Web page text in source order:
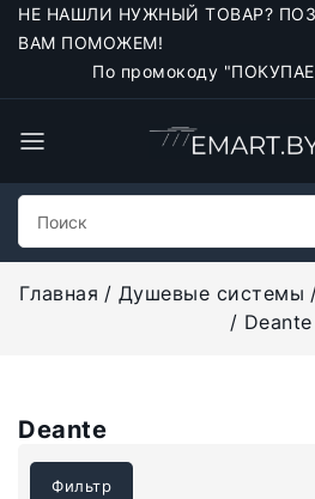
НЕ НАШЛИ НУЖНЫЙ ТОВАР?
ВАМ ПОМОЖЕМ!
По промокоду
Главная Душевые системы
Deante
Deante
Фильтр